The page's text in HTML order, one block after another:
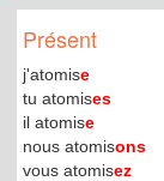
Présent
j'atomise
tu atomises
il atomise
nous atomisons
vous atomisez